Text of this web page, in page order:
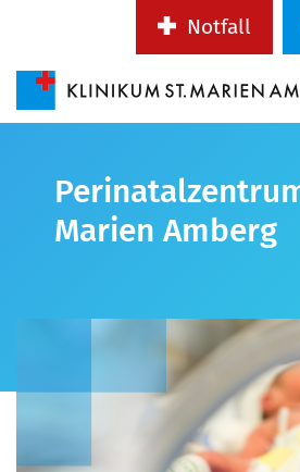
Notfall
Marien Amberg